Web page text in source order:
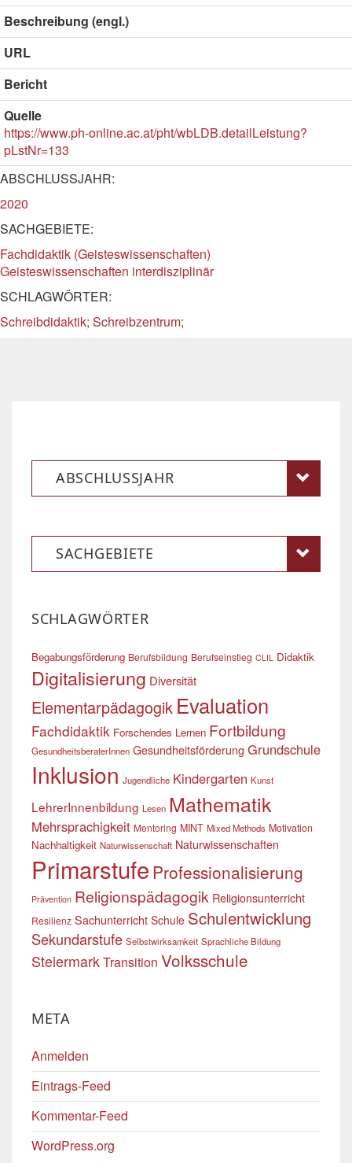
Beschreibung (engl.)
URL
Bericht
Quelle
https://www.ph-online.ac.at/pht/wbLDB.detailLeistung?
pLstNr=133
ABSCHLUSSJAHR:
2020
SACHGEBIETE:
Fachdidaktik (Geisteswissenschaften)
Geisteswissenschaften interdisziplinär
SCHLAGWÖRTER:
Schreibdidaktik; Schreibzentrum;
ABSCHLUSSJAHR
SACHGEBIETE
SCHLAGWÖRTER
Begabungsförderung Berufsbildung Berufseinstieg CLIL Didaktik
Digitalisierung Diversität
Elementarpädagogik Evaluation
Fachdidaktik Forschendes Lernen Fortbildung
GesundheitsberaterInnen Gesundheitsförderung Grundschule
Inklusion Jugendliche Kindergarten Kunst
LehrerInnenbildung Lesen Mathematik
Mehrsprachigkeit Mentoring MINT Mixed Methods Motivation
Nachhaltigkeit Naturwissenschaft Naturwissenschaften
Primarstufe Professionalisierung
Prävention Religionspädagogik Religionsunterricht
Resilienz Sachunterricht Schule Schulentwicklung
Sekundarstufe Selbstwirksamkeit Sprachliche Bildung
SteiermarkTransition Volksschule
META
Anmelden
Eintrags-Feed
Kommentar-Feed
WordPress.org